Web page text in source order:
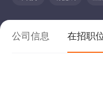
公司信息 在招职